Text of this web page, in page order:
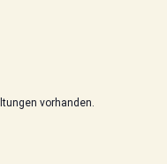
vorhanden.